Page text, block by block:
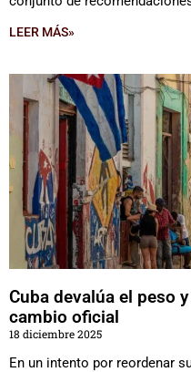
LEER MÁS»
Cuba devalúa el peso
cambio oficial
18 diciembre 2025
En un intento por reordenar